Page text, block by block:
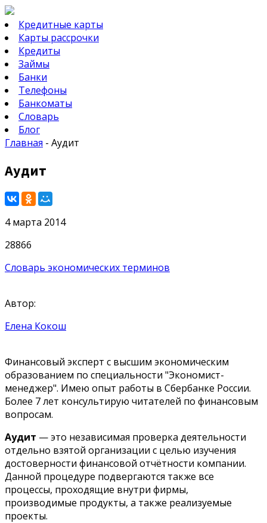
Кредитные карты
Карты рассрочки
Кредиты
Займы
Банки
Телефоны
Банкоматы
Словарь
Блог
Главная - Аудит
Аудит
4 марта 2014
28866
Словарь экономических терминов
Автор:
Елена Кокош
Финансовый эксперт с высшим экономическим
образованием по специальности "Экономист-
менеджер". Имею опыт работы в Сбербанке России.
Более 7 лет консультирую читателей по финансовым
вопросам.
Аудит — это независимая проверка деятельности
отдельно взятой организации с целью изучения
достоверности финансовой отчётности компании.
Данной процедуре подвергаются также все
процессы, проходящие внутри фирмы,
производимые продукты, а также реализуемые
проекты.